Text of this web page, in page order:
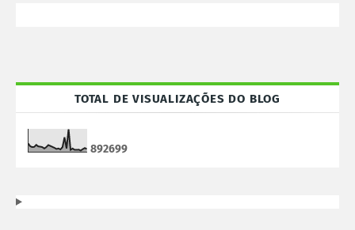
TOTAL DE VISUALIZAÇÕES DO BLOG
892699